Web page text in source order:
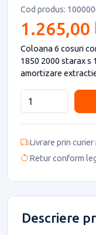
Cod produs:
1.265,00
Coloana 6 cosuri
1850 2000 starax s
amortizare
Livrare prin curier
Retur conform
Descriere